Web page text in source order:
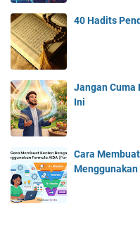
40 Hadits
Jangan Cuma
Ini
Cara
Menggunakan